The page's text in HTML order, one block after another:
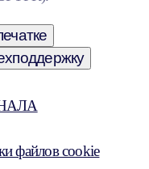
файлов cookie